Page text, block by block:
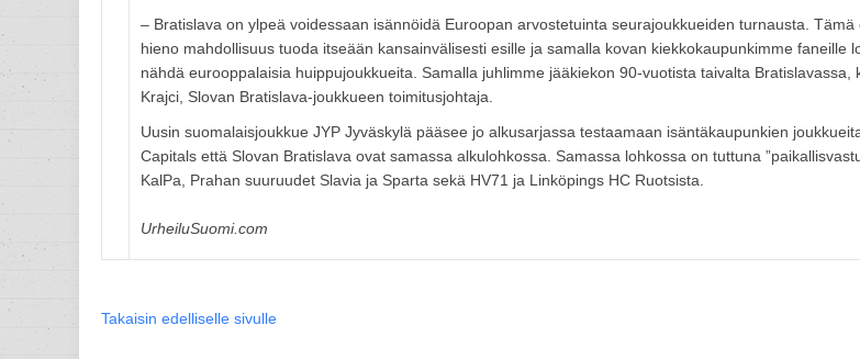
– Bratislava on ylpeä voidessaan isännöidä Euroopan arvostetuinta seurajoukkueiden turnausta. Tämä
hieno mahdollisuus tuoda itseään kansainvälisesti esille ja samalla kovan kiekkokaupunkimme faneille
nähdä eurooppalaisia huippujoukkueita. Samalla juhlimme jääkiekon 90-vuotista taivalta Bratislavassa,
Krajci, Slovan Bratislava-joukkueen toimitusjohtaja.
Uusin suomalaisjoukkue JYP Jyväskylä pääsee jo alkusarjassa testaamaan isäntäkaupunkien
Capitals että Slovan Bratislava ovat samassa alkulohkossa. Samassa lohkossa on tuttuna
KalPa, Prahan suuruudet Slavia ja Sparta sekä HV71 ja Linköpings HC Ruotsista.
UrheiluSuomi.com
Takaisin edelliselle sivulle